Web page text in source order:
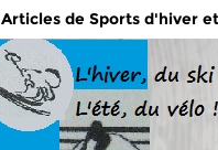
Articles de Sports d'hiver et